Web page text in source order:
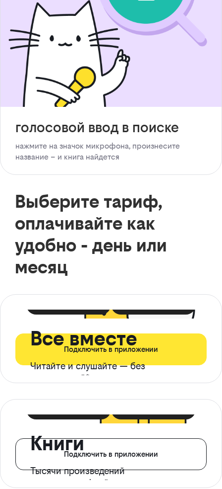
голосовой ввод в поиске
нажмите на значок микрофона, произнесите
название – и книга найдется
Выберите тариф,
оплачивайте как
удобно - день или
месяц
Все вместе
Читайте и слушайте — без
ограничений*
Подключить в приложении
Книги
Тысячи произведений
с доступом офлайн
Подключить в приложении